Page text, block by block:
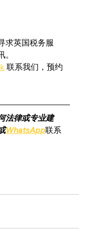
求英国税务服
联系我们，预约
法律或专业建
WhatsApp联系